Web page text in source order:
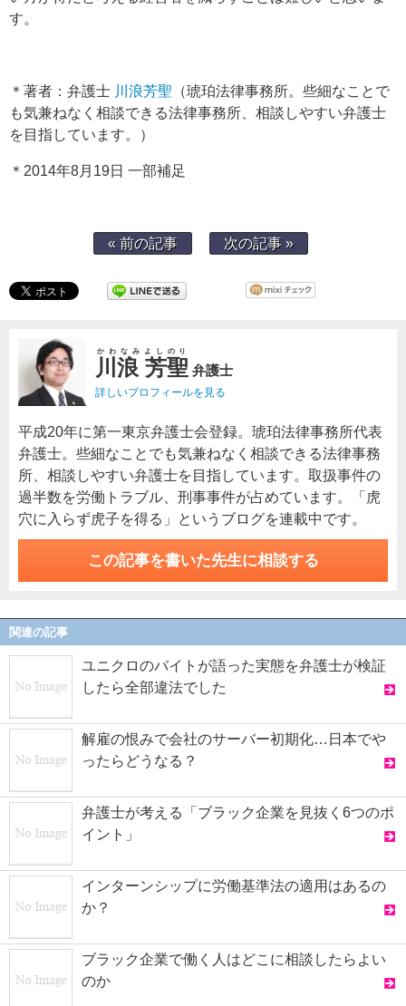
す。
＊著者：弁護士 川浪芳聖 （琥珀法律事務所。些細なことで
も気兼ねなく相談できる法律事務所、相談しやすい弁護士
を目指しています。）
＊2014年8月19日 一部補足
« 前の記事 次の記事 »
川浪 芳聖
かわなみよしのり
弁護士
詳しいプロフィールを見る
平成20年に第一東京弁護士会登録。琥珀法律事務所代表
弁護士。些細なことでも気兼ねなく相談できる法律事務
所、相談しやすい弁護士を目指しています。取扱事件の
過半数を労働トラブル、刑事事件が占めています。「虎
穴に入らず虎子を得る」というブログを連載中です。
この記事を書いた先生に相談する
関連の記事
ユニクロのバイトが語った実態を弁護士が検証
したら全部違法でした
解雇の恨みで会社のサーバー初期化…日本でや
ったらどうなる？
弁護士が考える「ブラック企業を見抜く6つのポ
イント」
インターンシップに労働基準法の適用はあるの
か？
ブラック企業で働く人はどこに相談したらよい
のか